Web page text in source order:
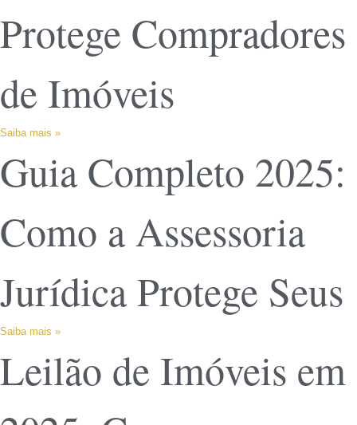
Protege Compradores
de Imóveis
Saiba mais »
Guia Completo 2025:
Como a Assessoria
Jurídica Protege Seus
Saiba mais »
Leilão de Imóveis em